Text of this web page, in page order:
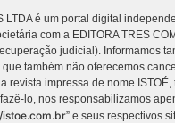
LTDA é um portal digital
com a EDITORA TRES
judicial). Informamos
também não oferecemos
revista impressa de nome ISTOÉ,
lo, nos responsabilizamos
istoe.com.br” e seus respectivos